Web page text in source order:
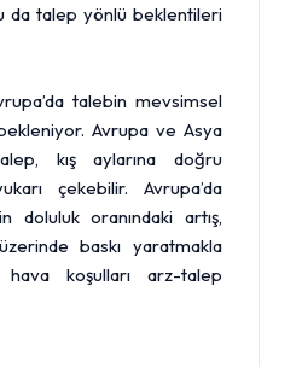
da talep yönlü beklentileri
talebin mevsimsel
Avrupa ve Asya
kış aylarına doğru
çekebilir. Avrupa’da
doluluk oranındaki artış,
baskı yaratmakla
koşulları arz-talep